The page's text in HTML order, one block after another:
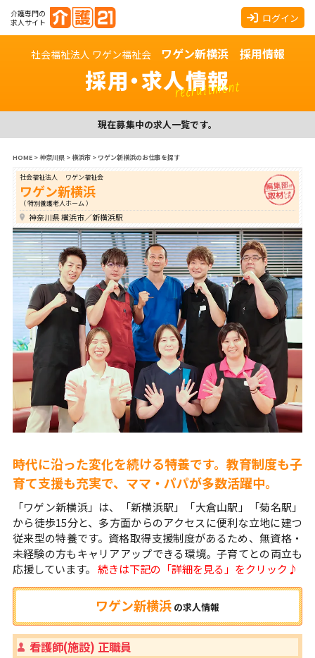
介護専門の
求人サイト
ログイン
社会福祉法人 ワゲン福祉会 ワゲン新横浜 採用情報
採用・求人情報
recruitment
現在募集中の求人一覧です。
HOME>神奈川県> 横浜市> ワゲン新横浜のお仕事を探す
社会福祉法人 ワゲン福祉会
ワゲン新横浜
（ 特別養護老人ホーム ）
神奈川県 横浜市／新横浜駅
時代に沿った変化を続ける特養です。教育制度も子
育て支援も充実で、ママ・パパが多数活躍中。
「ワゲン新横浜」は、「新横浜駅」「大倉山駅」「菊名駅」
から徒歩15分と、多方面からのアクセスに便利な立地に建つ
従来型の特養です。資格取得支援制度があるため、無資格・
未経験の方もキャリアアップできる環境。子育てとの両立も
応援しています。 続きは下記の「詳細を見る」をクリック♪
ワゲン新横浜 の求人情報
看護師(施設) 正職員